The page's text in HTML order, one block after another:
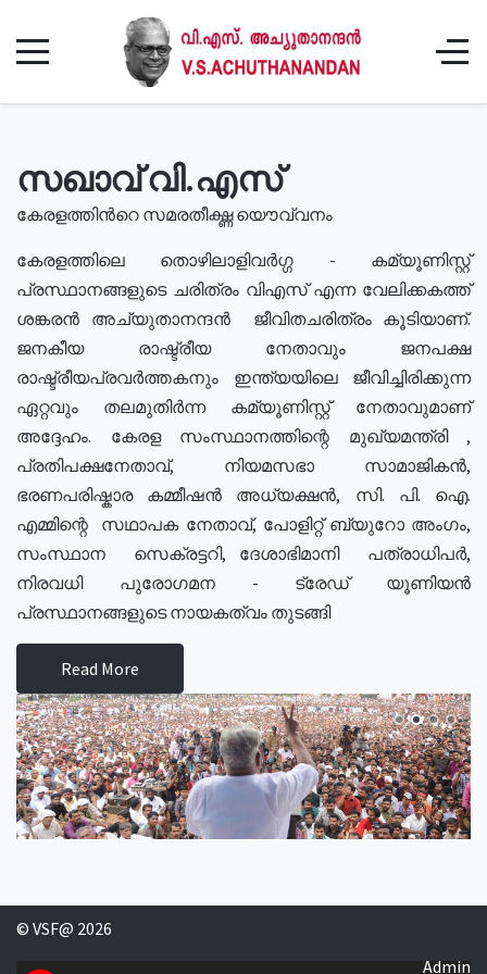
സഖാവ് വി.എസ്
കേരളത്തിൻറെ സമരതീക്ഷ്ണ യൌവ്വനം
കേരളത്തിലെ തൊഴിലാളിവർഗ്ഗ - കമ്യൂണിസ്റ്റ്
പ്രസ്ഥാനങ്ങളുടെ ചരിത്രം വിഎസ് എന്ന വേലിക്കകത്ത്
ശങ്കരൻ അച്യുതാനന്ദൻ ജീവിതചരിത്രം കൂടിയാണ്.
ജനകീയ രാഷ്ട്രീയ നേതാവും ജനപക്ഷ
രാഷ്ട്രീയപ്രവർത്തകനും ഇന്ത്യയിലെ ജീവിച്ചിരിക്കുന്ന
ഏറ്റവും തലമുതിർന്ന കമ്യൂണിസ്റ്റ് നേതാവുമാണ്
അദ്ദേഹം. കേരള സംസ്ഥാനത്തിന്റെ മുഖ്യമന്ത്രി ,
പ്രതിപക്ഷനേതാവ്, നിയമസഭാ സാമാജികൻ,
ഭരണപരിഷ്കാര കമ്മീഷൻ അധ്യക്ഷൻ, സി. പി. ഐ.
എമ്മിന്റെ സഥാപക നേതാവ്, പോളിറ്റ് ബ്യുറോ അംഗം,
സംസ്ഥാന സെക്രട്ടറി, ദേശാഭിമാനി പത്രാധിപർ,
നിരവധി പുരോഗമന - ട്രേഡ് യൂണിയൻ
പ്രസ്ഥാനങ്ങളുടെ നായകത്വം തുടങ്ങി
Read More
© VSF@ 2026
Admin